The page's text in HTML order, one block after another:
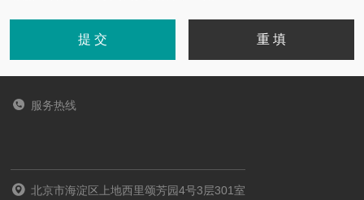
服务热线
北京市海淀区上地西里颂芳园4号3层301室